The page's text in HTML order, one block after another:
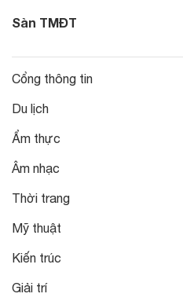
Sàn TMĐT
Cổng thông tin
Du lịch
Ẩm thực
Âm nhạc
Thời trang
Mỹ thuật
Kiến trúc
Giải trí